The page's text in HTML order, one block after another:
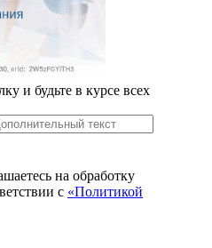
и будьте в курсе всех
на обработку
с «Политикой